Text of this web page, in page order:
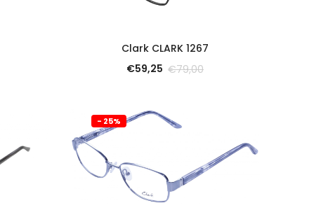
Clark CLARK 1267
€59,25 €79,00
- 25%